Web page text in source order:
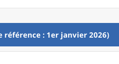
: 1er janvier 2026)